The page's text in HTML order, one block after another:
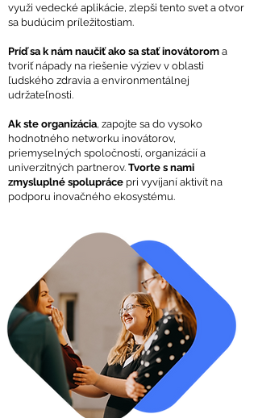
využi vedecké aplikácie, zlepši tento svet a otvor
sa budúcim príležitostiam.
Príď sa k nám naučiť ako sa stať inovátorom a
tvoriť nápady na riešenie výziev v oblasti
ľudského zdravia a environmentálnej
udržateľnosti.
Ak ste organizácia, zapojte sa do vysoko
hodnotného networku inovátorov,
priemyselných spoločností, organizácií a
univerzitných partnerov. Tvorte s nami
zmysluplné spolupráce pri vyvíjaní aktivít na
podporu inovačného ekosystému.